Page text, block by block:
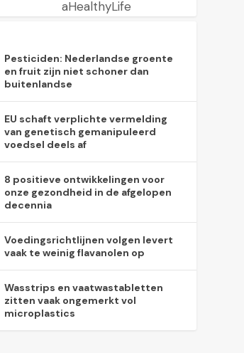
aHealthyLife
Pesticiden: Nederlandse groente
en fruit zijn niet schoner dan
buitenlandse
EU schaft verplichte vermelding
van genetisch gemanipuleerd
voedsel deels af
8 positieve ontwikkelingen voor
onze gezondheid in de afgelopen
decennia
Voedingsrichtlijnen volgen levert
vaak te weinig flavanolen op
Wasstrips en vaatwastabletten
zitten vaak ongemerkt vol
microplastics